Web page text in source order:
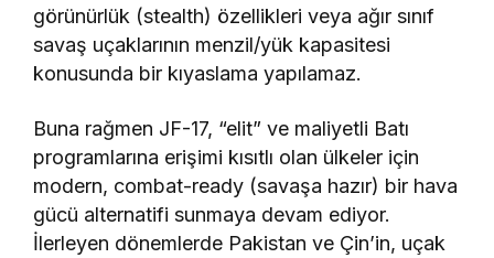
görünürlük (stealth) özellikleri veya ağır sınıf
savaş uçaklarının menzil/yük kapasitesi
konusunda bir kıyaslama yapılamaz.
Buna rağmen JF-17, “elit” ve maliyetli Batı
programlarına erişimi kısıtlı olan ülkeler için
modern, combat-ready (savaşa hazır) bir hava
gücü alternatifi sunmaya devam ediyor.
İlerleyen dönemlerde Pakistan ve Çin’in, uçak